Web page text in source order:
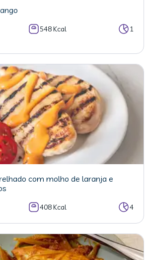
548 Kcal 1
com molho de laranja e
408 Kcal 4